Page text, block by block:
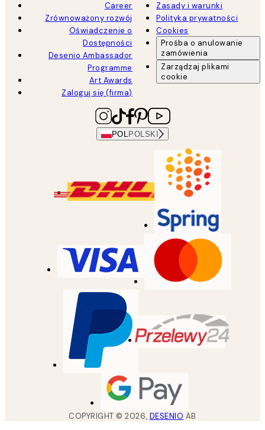
Career
Zrównoważony rozwój
Oświadczenie o
Dostępności
Desenio Ambassador
Programme
Art Awards
Zaloguj się (firma)
Zasady i warunki
Polityka prywatności
Cookies
Prośba o anulowanie
zamówienia
Zarządzaj plikami
cookie
POL POLSKI
COPYRIGHT ©2026, DESENIO AB